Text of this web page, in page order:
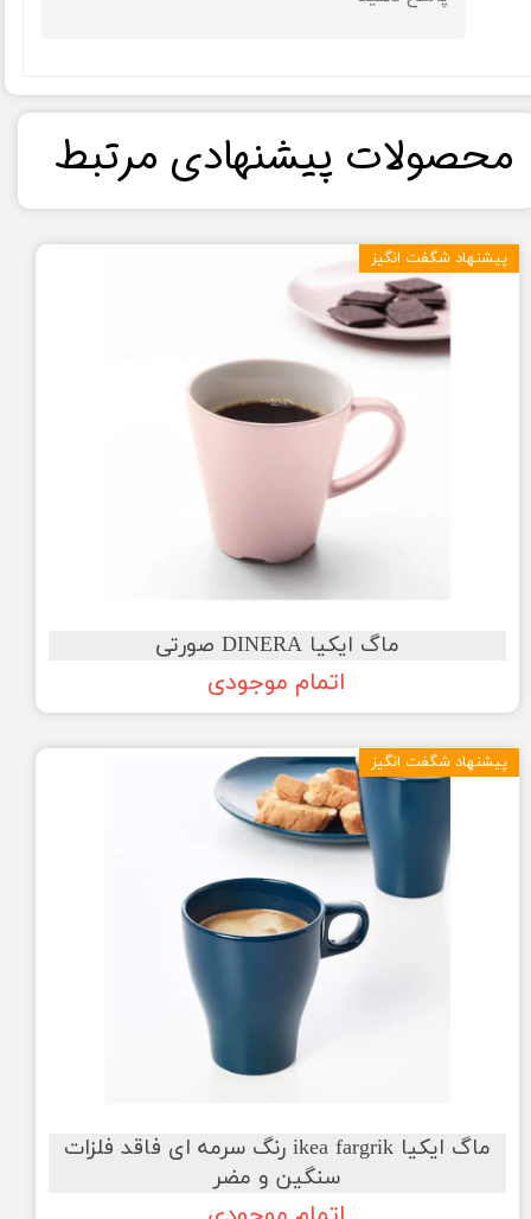
★★ ★★★
★★★★
★★★★★
ماگ ایکیا DINERA صورتی
اتمام موجودی
پیشنهاد شگفت انگیز
ماگ ایکیا ikea fargrik رنگ سرمه ای فاقد فلزات
سنگین و مضر
پیشنهاد شگفت انگیز
​محصولات پیشنهادی مرتبط​​​​​​​